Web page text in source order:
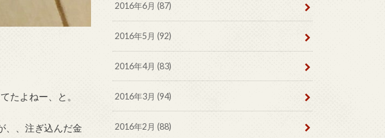
たよねー、と。
、、注ぎ込んだ金
2016年6月 (87)
2016年5月 (92)
2016年4月 (83)
2016年3月 (94)
2016年2月 (88)